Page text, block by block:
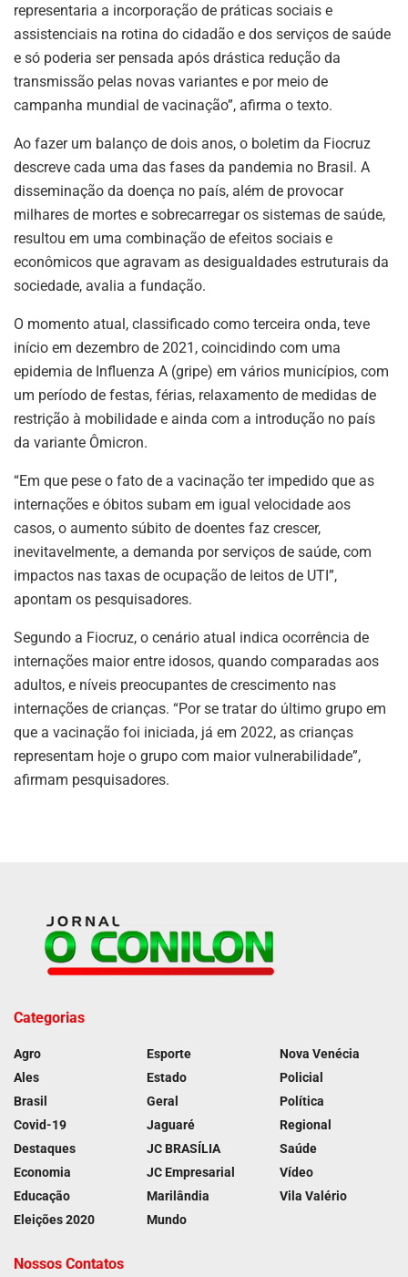
representaria a incorporação de práticas sociais e
assistenciais na rotina do cidadão e dos serviços de saúde
e só poderia ser pensada após drástica redução da
transmissão pelas novas variantes e por meio de
campanha mundial de vacinação”, afirma o texto.
Ao fazer um balanço de dois anos, o boletim da Fiocruz
descreve cada uma das fases da pandemia no Brasil. A
disseminação da doença no país, além de provocar
milhares de mortes e sobrecarregar os sistemas de saúde,
resultou em uma combinação de efeitos sociais e
econômicos que agravam as desigualdades estruturais da
sociedade, avalia a fundação.
O momento atual, classificado como terceira onda, teve
início em dezembro de 2021, coincidindo com uma
epidemia de Influenza A (gripe) em vários municípios, com
um período de festas, férias, relaxamento de medidas de
restrição à mobilidade e ainda com a introdução no país
da variante Ômicron.
“Em que pese o fato de a vacinação ter impedido que as
internações e óbitos subam em igual velocidade aos
casos, o aumento súbito de doentes faz crescer,
inevitavelmente, a demanda por serviços de saúde, com
impactos nas taxas de ocupação de leitos de UTI”,
apontam os pesquisadores.
Segundo a Fiocruz, o cenário atual indica ocorrência de
internações maior entre idosos, quando comparadas aos
adultos, e níveis preocupantes de crescimento nas
internações de crianças. “Por se tratar do último grupo em
que a vacinação foi iniciada, já em 2022, as crianças
representam hoje o grupo com maior vulnerabilidade”,
afirmam pesquisadores.
Categorias
Agro
Ales
Brasil
Covid-19
Destaques
Economia
Educação
Eleições 2020
Esporte
Estado
Geral
Jaguaré
JC BRASÍLIA
JC Empresarial
Marilândia
Mundo
Nova Venécia
Policial
Política
Regional
Saúde
Vídeo
Vila Valério
Nossos Contatos